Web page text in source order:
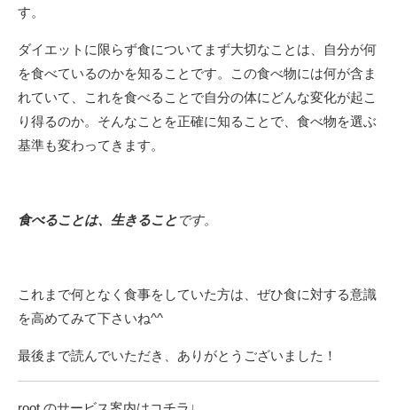
す。
ダイエットに限らず食についてまず大切なことは、自分が何
を食べているのかを知ることです。この食べ物には何が含ま
れていて、これを食べることで自分の体にどんな変化が起こ
り得るのか。そんなことを正確に知ることで、食べ物を選ぶ
基準も変わってきます。
食べることは、生きることです。
これまで何となく食事をしていた方は、ぜひ食に対する意識
を高めてみて下さいね^^
最後まで読んでいただき、ありがとうございました！